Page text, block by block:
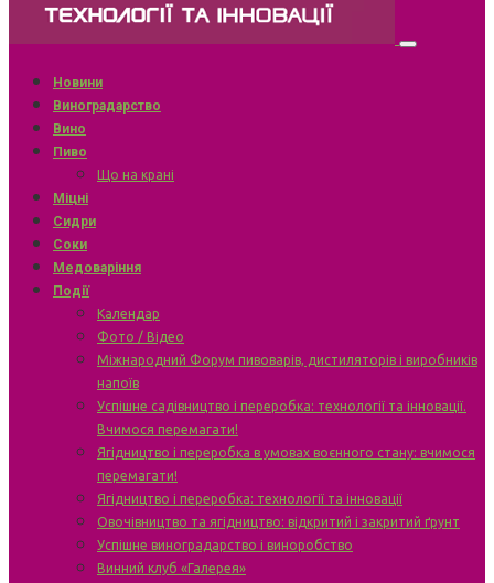
Новини
Виноградарство
Вино
Пиво
Що на крані
Міцні
Сидри
Соки
Медоваріння
Події
Календар
Фото / Відео
Міжнародний Форум пивоварів, дистиляторів і виробників
напоїв
Успішне садівництво і переробка: технології та інновації.
Вчимося перемагати!
Ягідництво і переробка в умовах воєнного стану: вчимося
перемагати!
Ягідництво і переробка: технології та інновації
Овочівництво та ягідництво: відкритий і закритий ґрунт
Успішне виноградарство і виноробство
Винний клуб «Галерея»